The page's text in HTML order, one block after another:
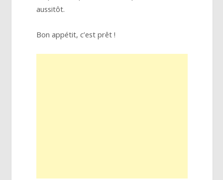
aussitôt.
Bon appétit, c’est prêt !